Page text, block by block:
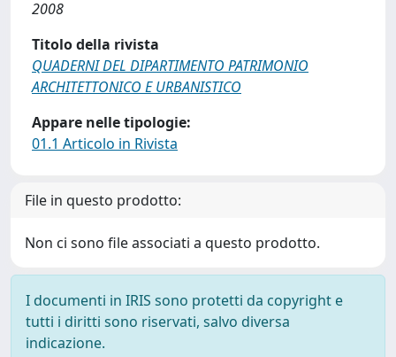
2008
Titolo della rivista
QUADERNI DEL DIPARTIMENTO PATRIMONIO
ARCHITETTONICO E URBANISTICO
Appare nelle tipologie:
01.1 Articolo in Rivista
File in questo prodotto:
Non ci sono file associati a questo prodotto.
I documenti in IRIS sono protetti da copyright e
tutti i diritti sono riservati, salvo diversa
indicazione.